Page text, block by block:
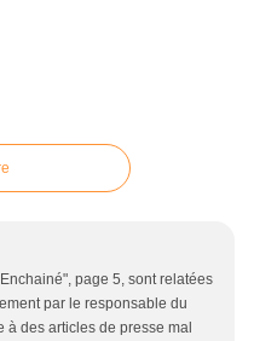
page 5, sont relatées
par le responsable du
à des articles de presse mal